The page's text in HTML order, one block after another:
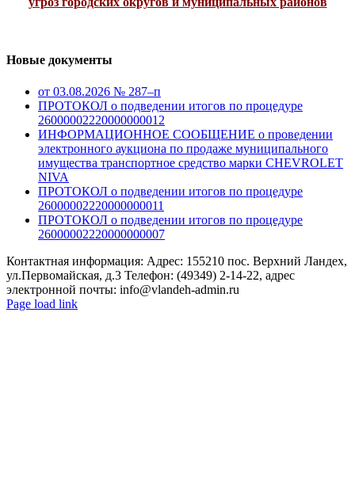
Новые документы
от 03.08.2026 № 287–п
ПРОТОКОЛ о подведении итогов по процедуре
26000002220000000012
ИНФОРМАЦИОННОЕ СООБЩЕНИЕ о проведении
электронного аукциона по продаже муниципального
имущества транспортное средство марки CHEVROLET
NIVA
ПРОТОКОЛ о подведении итогов по процедуре
26000002220000000011
ПРОТОКОЛ о подведении итогов по процедуре
26000002220000000007
Контактная информация: Адрес: 155210 пос. Верхний Ландех,
ул.Первомайская, д.3 Телефон: (49349) 2-14-22, адрес
электронной почты: info@vlandeh-admin.ru
Page load link